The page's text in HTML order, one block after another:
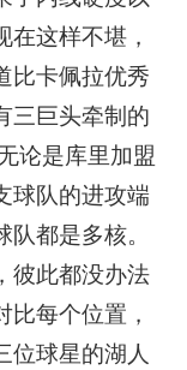
这样不堪，
比卡佩拉优秀
三巨头牵制的
论是库里加盟
球队的进攻端
都是多核。
彼此都没办法
比每个位置，
位球星的湖人